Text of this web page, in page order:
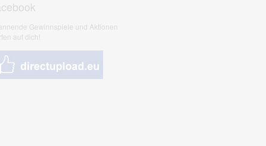
Gewinnspiele und Aktionen
auf dich!